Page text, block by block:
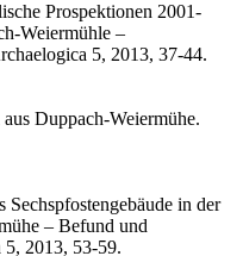
Prospektionen 2001-
Weiermühle –
5, 2013, 37-44.
Duppach-Weiermühe.
Sechspfostengebäude in der
– Befund und
2013, 53-59.